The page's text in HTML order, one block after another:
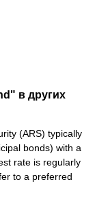
в других
(ARS) typically
bonds) with a
rate is regularly
to a preferred